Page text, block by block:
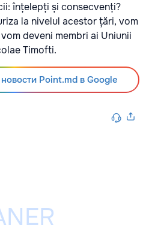
înțelepți și consecvenți?
la nivelul acestor țări, vom
deveni membri ai Uniunii
Timofti.
Point.md в Google